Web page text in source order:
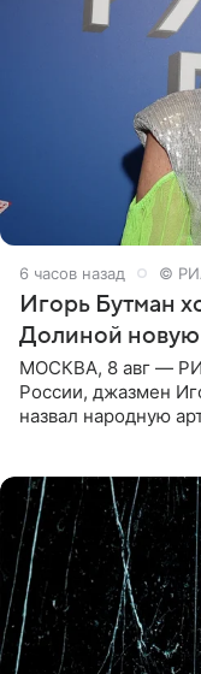
6 часов назад ©
Игорь Бутман
Долиной
МОСКВА, 8 авг —
России, джазмен
назвал народную